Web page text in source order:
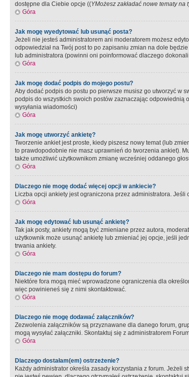
dostępne dla Ciebie opcje ((YMożesz zakładać nowe tematy
Góra
Jak mogę wyedytować lub usunąć posta?
Jeżeli nie jesteś administratorem ani moderatorem możesz
odpowiedział na Twój post to po zapisaniu zmian na dole
lub administratora (powinni oni poinformować dlaczego
Góra
Jak mogę dodać podpis do mojego postu?
Aby dodać podpis do postu po pierwsze musisz go utworzyć w
podpis do wszystkich swoich postów zaznaczając odpowiednią
wysyłania wiadomości)
Góra
Jak mogę utworzyć ankietę?
Tworzenie ankiet jest proste, kiedy piszesz nowy temat (lub
to prawdopodobnie nie masz uprawnień do tworzenia ankiet).
także umożliwić użytkownikom zmianę wcześniej oddanego
Góra
Dlaczego nie mogę dodać więcej opcji w ankiecie?
Liczba opcji ankiety jest ograniczona przez administratora.
Góra
Jak mogę edytować lub usunąć ankietę?
Tak jak posty, ankiety mogą być zmieniane przez autora,
użytkownik może usunąć ankietę lub zmieniać jej opcje, jeśli
trwania ankiety.
Góra
Dlaczego nie mam dostępu do forum?
Niektóre fora mogą mieć wprowadzone ograniczenia dla
więc powinieneś się z nimi skontaktować.
Góra
Dlaczego nie mogę dodawać załączników?
Zezwolenia załączników są przyznawane dla danego forum,
mogą wysyłać załączniki. Skontaktuj się z administratorem
Góra
Dlaczego dostałam(em) ostrzeżenie?
Każdy administrator określa zasady korzystania z forum. Jeżeli